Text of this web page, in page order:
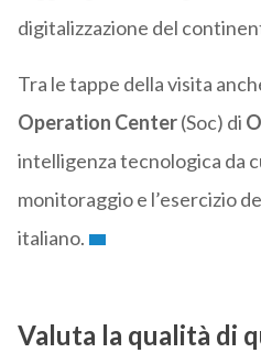
digitalizzazione del
Tra le tappe della visita
Operation Center(Soc) di
intelligenza tecnologica da
monitoraggio e l’esercizio
italiano.
Valuta la qualità di